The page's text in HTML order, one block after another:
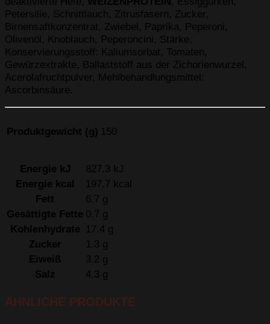
Petersilie, Schnittlauch, Zitrusfasern, Zucker,
Birnensaftkonzentrat, Zwiebel, Paprika, Peperoni,
Olivenöl, Knoblauch, Peperoncini, Stärke,
Konservierungsstoff: Kaliumsorbat, Tomaten,
Gewürzextrakte, Ballaststoff aus der Zichorienwurzel,
Acerolafruchtpulver, Mehlbehandlungsmittel:
Ascorbinsäure.
Produktgewicht (g) 150
Energie kJ
827.3 kJ
Energie kcal
197.7 kcal
Fett
6.7 g
Gesättigte Fette 0.7 g
Kohlenhydrate 17.4 g
Zucker
1.3 g
Eiweiß
3.2 g
Salz
4.3 g
ÄHNLICHE PRODUKTE